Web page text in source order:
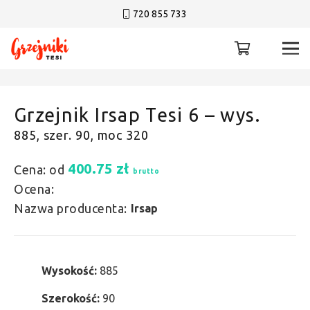
720 855 733
Grzejnik Irsap Tesi 6 – wys.
885, szer. 90, moc 320
Cena: od 400.75 zł brutto
Ocena:
Nazwa producenta: Irsap
Wysokość: 885
Szerokość: 90